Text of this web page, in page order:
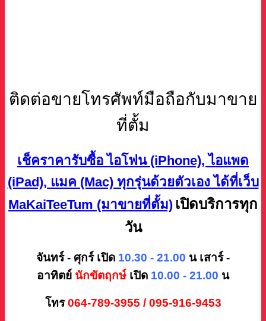
ติดต่อขายโทรศัพท์มือถือกับมาขาย
ที่ตั้ม
เช็คราคารับซื้อ ไอโฟน (iPhone), ไอแพด
(iPad), แมค (Mac) ทุกรุ่นด้วยตัวเอง ได้ที่เว็บ
MaKaiTeeTum (มาขายที่ตั้ม) เปิดบริการทุก
วัน
จันทร์ - ศุกร์ เปิด 10.30 - 21.00 น เสาร์ -
อาทิตย์ นักขัตฤกษ์ เปิด 10.00 - 21.00 น
โทร064-789-3955 / 095-916-9453